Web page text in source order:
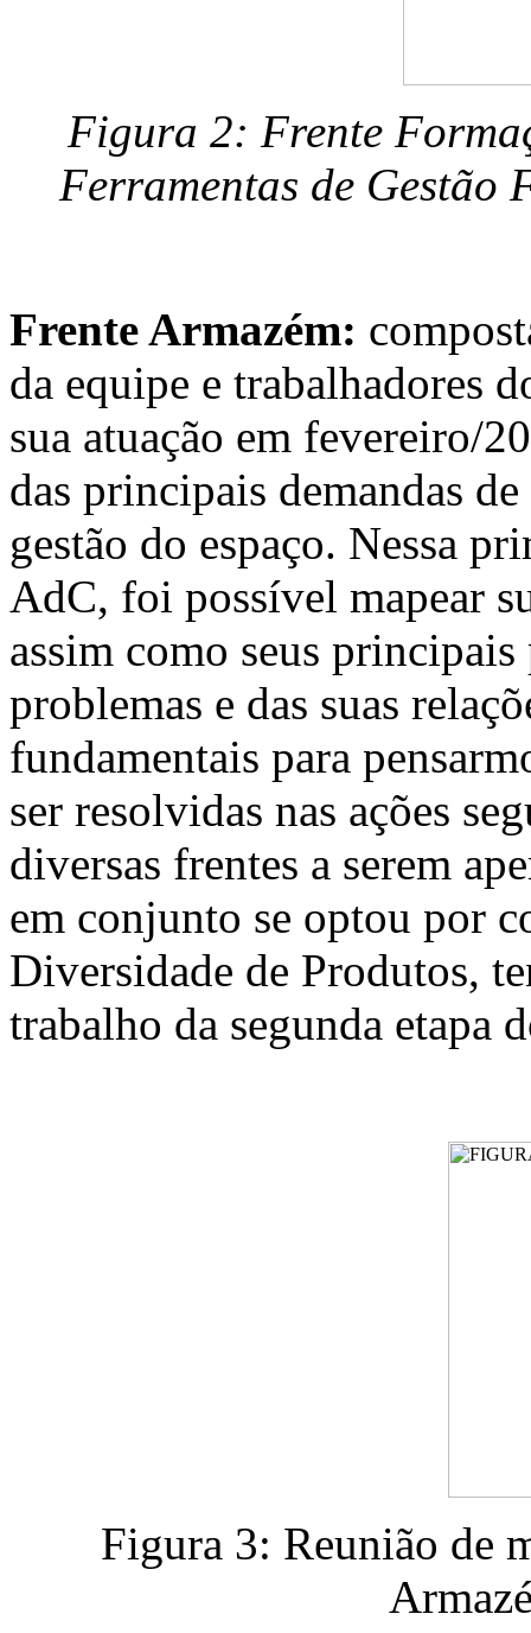
Figura 2: Frente
Ferramentas de Gestão
Frente Armazém:
da equipe e trabalhadores
sua atuação em fevereiro/
das principais demandas
gestão do espaço. Nessa
AdC, foi possível mapear
assim como seus
problemas e das suas
fundamentais para
ser resolvidas nas ações
diversas frentes a serem
em conjunto se optou por
Diversidade de Produtos,
trabalho da segunda etapa
Figura 3: Reunião de